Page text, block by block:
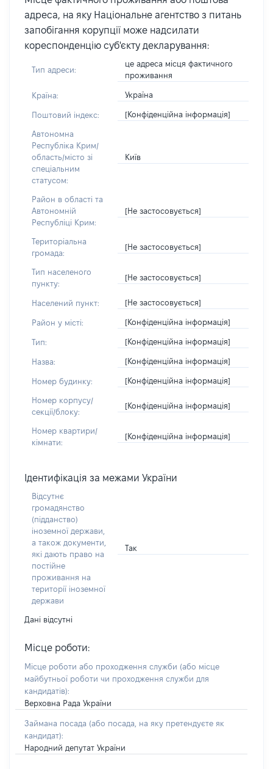
адреса, на яку Національне агентство з питань
запобігання корупції може надсилати
кореспонденцію суб'єкту декларування:
Тип адреси:
це адреса місця фактичного
проживання
Країна: Україна
Поштовий індекс: [Конфіденційна інформація]
Автономна
Республіка Крим/
область/місто зі
спеціальним
статусом:
Київ
Район в області та
Автономній
Республіці Крим:
[Не застосовується]
Територіальна
громада:
[Не застосовується]
Тип населеного
пункту:
[Не застосовується]
Населений пункт: [Не застосовується]
Район у місті: [Конфіденційна інформація]
Тип: [Конфіденційна інформація]
Назва: [Конфіденційна інформація]
Номер будинку: [Конфіденційна інформація]
Номер корпусу/
секції/блоку:
[Конфіденційна інформація]
Номер квартири/
кімнати:
[Конфіденційна інформація]
Ідентифікація за межами України
Відсутнє
громадянство
(підданство)
іноземної держави,
а також документи,
які дають право на
постійне
проживання на
території іноземної
держави
Так
Дані відсутні
Місце роботи:
Місце роботи або проходження служби (або місце
майбутньої роботи чи проходження служби для
кандидатів):
Верховна Рада України
Займана посада (або посада, на яку претендуєте як
кандидат):
Народний депутат України